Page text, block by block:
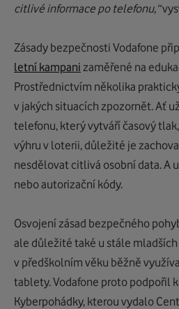
citlivé informace po telefonu,“
Zásady bezpečnosti Vodafone
letní kampani zaměřené na
Prostřednictvím několika
v jakých situacích zpozornět. Ať už
telefonu, který vytváří časový
výhru v loterii, důležité je
nesdělovat citlivá osobní data. A
nebo autorizační kódy.
Osvojení zásad bezpečného
ale důležité také u stále
v předškolním věku běžně
tablety.Vodafone proto podpořil
Kyberpohádky, kterou vydalo